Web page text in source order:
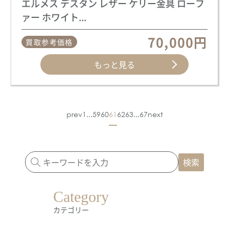
エルメス デスタン レザー ケリー金具 ローフ
ァー ホワイト...
買取参考価格 70,000円
もっと見る
prev1 ...596061 6263...67next
検索
Category
カテゴリー